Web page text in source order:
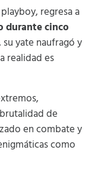
regresa a
durante cinco
yate naufragó y
realidad es
de
en combate y
como